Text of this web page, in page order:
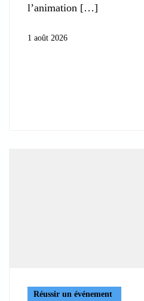
l’animation
1 août 2026
Réussir un événement